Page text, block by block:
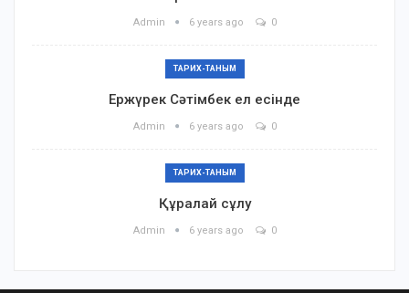
Admin 6 years ago 0
ТАРИХ-ТАНЫМ
Ержүрек Сәтімбек ел есінде
Admin 6 years ago 0
ТАРИХ-ТАНЫМ
Құралай сұлу
Admin 6 years ago 0